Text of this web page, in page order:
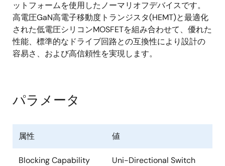
ットフォームを使用したノーマリオフデバイスです。
高電圧GaN高電子移動度トランジスタ(HEMT)と最適化
された低電圧シリコンMOSFETを組み合わせて、優れた
性能、標準的なドライブ回路との互換性により設計の
容易さ、および高信頼性を実現します。
パラメータ
属性 値
Blocking Capability Uni-Directional Switch